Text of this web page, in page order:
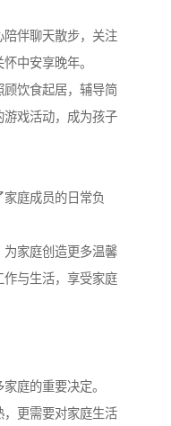
陪伴聊天散步，关注
中安享晚年。
顾饮食起居，辅导简
戏活动，成为孩子
庭成员的日常负
家庭创造更多温馨
作与生活，享受家庭
庭的重要决定。
更需要对家庭生活